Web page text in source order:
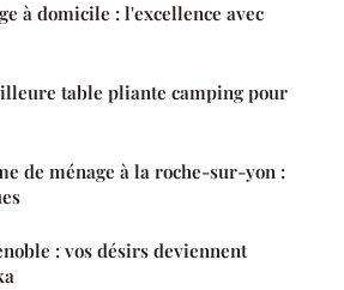
à domicile : l'excellence avec
table pliante camping pour
de ménage à la roche-sur-yon :
: vos désirs deviennent